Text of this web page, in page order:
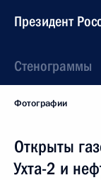
Президент
Стенограммы
Фотографии
Открыты
Ухта-2 и